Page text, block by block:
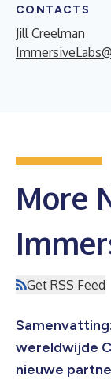
CONTACTS
Jill Creelman
More
Get RSS Feed
wereldwijde
nieuwe